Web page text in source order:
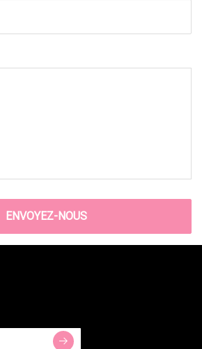
ENVOYEZ-NOUS